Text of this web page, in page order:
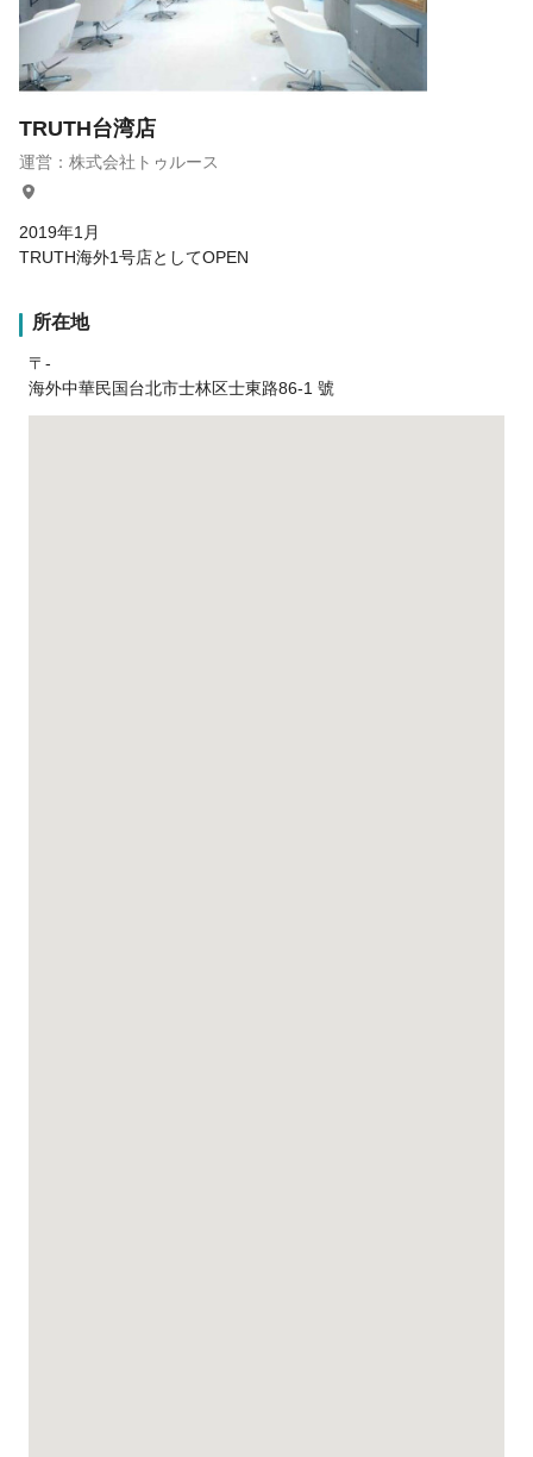
TRUTH台湾店
運営：株式会社トゥルース
2019年1月
TRUTH海外1号店としてOPEN
所在地
〒-
海外中華民国台北市士林区士東路86-1 號